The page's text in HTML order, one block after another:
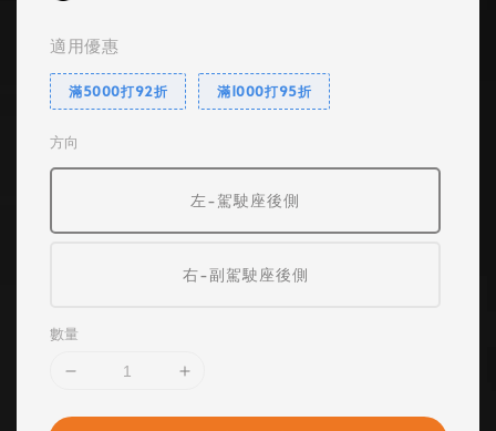
適用優惠
滿5000打92折 滿1000打95折
方向
左-駕駛座後側
右-副駕駛座後側
數量